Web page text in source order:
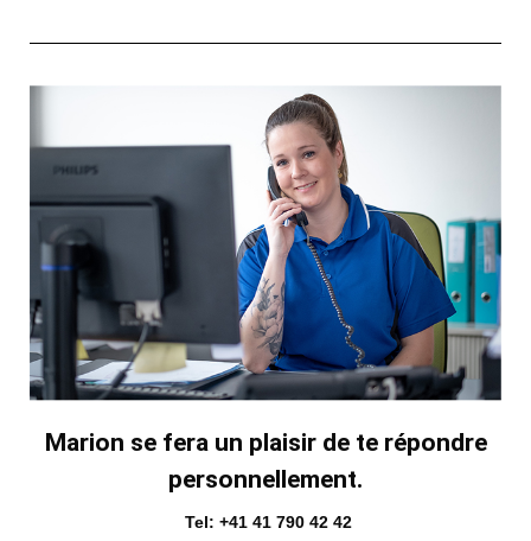
Marion se fera un plaisir de te répondre
personnellement.
Tel: +41 41 790 42 42